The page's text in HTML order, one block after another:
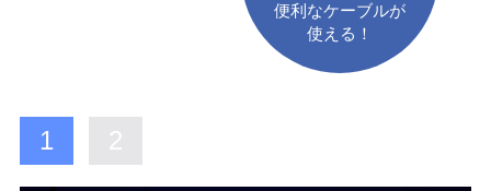
便利なケーブルが
使える！
1 2